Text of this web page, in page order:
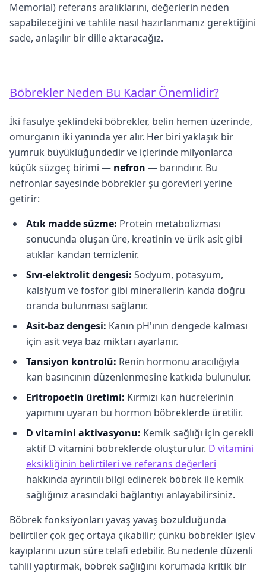
Memorial) referans aralıklarını, değerlerin neden
sapabileceğini ve tahlile nasıl hazırlanmanız gerektiğini
sade, anlaşılır bir dille aktaracağız.
Böbrekler Neden Bu Kadar Önemlidir?
İki fasulye şeklindeki böbrekler, belin hemen üzerinde,
omurganın iki yanında yer alır. Her biri yaklaşık bir
yumruk büyüklüğündedir ve içlerinde milyonlarca
küçük süzgeç birimi — nefron — barındırır. Bu
nefronlar sayesinde böbrekler şu görevleri yerine
getirir:
Atık madde süzme: Protein metabolizması
sonucunda oluşan üre, kreatinin ve ürik asit gibi
atıklar kandan temizlenir.
Sıvı-elektrolit dengesi: Sodyum, potasyum,
kalsiyum ve fosfor gibi minerallerin kanda doğru
oranda bulunması sağlanır.
Asit-baz dengesi: Kanın pH'ının dengede kalması
için asit veya baz miktarı ayarlanır.
Tansiyon kontrolü: Renin hormonu aracılığıyla
kan basıncının düzenlenmesine katkıda bulunulur.
Eritropoetin üretimi: Kırmızı kan hücrelerinin
yapımını uyaran bu hormon böbreklerde üretilir.
D vitamini aktivasyonu: Kemik sağlığı için gerekli
aktif D vitamini böbreklerde oluşturulur. D vitamini
eksikliğinin belirtileri ve referans değerleri
hakkında ayrıntılı bilgi edinerek böbrek ile kemik
sağlığınız arasındaki bağlantıyı anlayabilirsiniz.
Böbrek fonksiyonları yavaş yavaş bozulduğunda
belirtiler çok geç ortaya çıkabilir; çünkü böbrekler işlev
kayıplarını uzun süre telafi edebilir. Bu nedenle düzenli
tahlil yaptırmak, böbrek sağlığını korumada kritik bir